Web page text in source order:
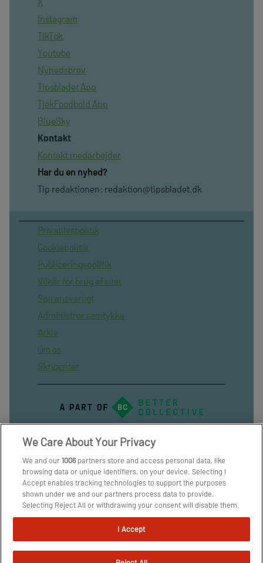
Instagram
TikTok
Youtube
Nyhedsbrev
Tipsbladet App
TjekFoodbold App
BlueSky
Kontakt
Kontakt medarbejder
Har du en nyhed?
Tip redaktionen: redaktion@tipsbladet.dk
Privatilvspolitik
Cookiepolitik
Publiceringspolitik
Vilkår for brug af sitet
Spil ansvarligt
Administrer samtykke
Arkiv
Om os
Skribenter
We Care About Your Privacy
We and our1006partners store and access personal data, like
browsing data or unique identifiers, on your device. Selecting I
Accept enables tracking technologies to support the purposes
shown under we and our partners process data to provide.
Selecting Reject All or withdrawing your consent will disable them.
If trackers are disabled, some content and ads you see may not be
as relevant to you. You can resurface this menu to change your
Preferences link on the bottom of the webpage [or the floating
icon on the bottom-left of the webpage, if applicable]. Your
I Accept